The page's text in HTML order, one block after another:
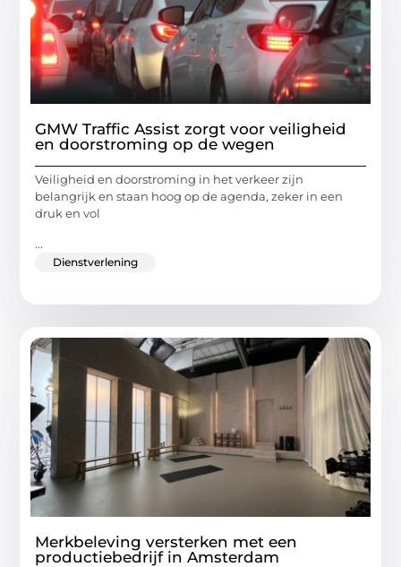
GMW Traffic Assist zorgt voor veiligheid
en doorstroming op de wegen
Veiligheid en doorstroming in het verkeer zijn
belangrijk en staan hoog op de agenda, zeker in een
druk en vol
...
Dienstverlening
Merkbeleving versterken met een
productiebedrijf in Amsterdam